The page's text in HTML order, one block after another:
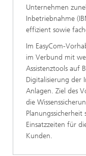
Unternehmen
Inbetriebnahme
effizient sowie
Im EasyCom-
im Verbund mit
Assistenztools auf
Digitalisierung der
Anlagen. Ziel des
die
Einsatzzeiten für
Kunden.